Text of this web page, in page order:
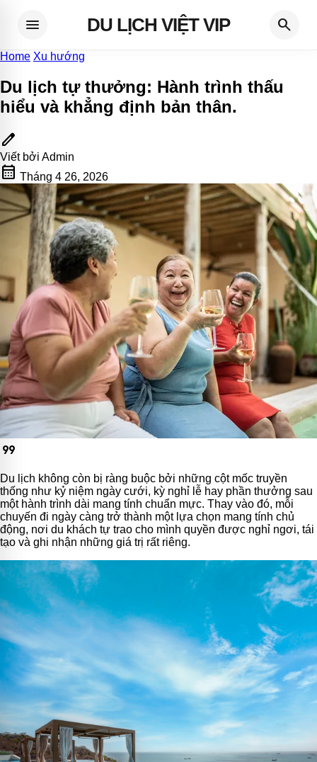
menu DU LỊCH VIỆT VIP search
Home Xu hướng
Du lịch tự thưởng: Hành trình thấu
hiểu và khẳng định bản thân.
edit
Viết bởi Admin
calendar_month Tháng 4 26, 2026
format_quote
Du lịch không còn bị ràng buộc bởi những cột mốc truyền
thống như kỷ niệm ngày cưới, kỳ nghỉ lễ hay phần thưởng sau
một hành trình dài mang tính chuẩn mực. Thay vào đó, mỗi
chuyến đi ngày càng trở thành một lựa chọn mang tính chủ
động, nơi du khách tự trao cho mình quyền được nghỉ ngơi, tái
tạo và ghi nhận những giá trị rất riêng.